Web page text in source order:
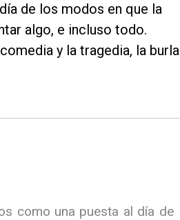
de los modos en que la
algo, e incluso todo.
y la tragedia, la burla
como una puesta al día de